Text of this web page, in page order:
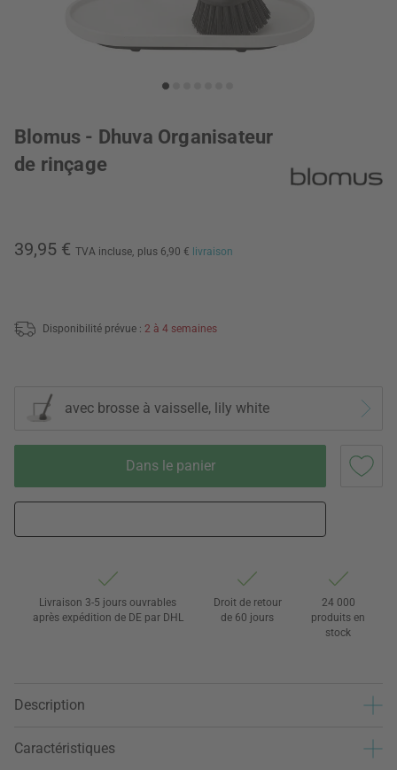
Blomus - Dhuva Organisateur
de rinçage
39,95 € TVA incluse, plus 6,90 € livraison
Disponibilité prévue : 2 à 4 semaines
avec brosse à vaisselle, lily white
Dans le panier
Livraison 3-5 jours ouvrables
après expédition de DE par DHL
Droit de retour
de 60 jours
24 000
produits en
stock
Description
Caractéristiques